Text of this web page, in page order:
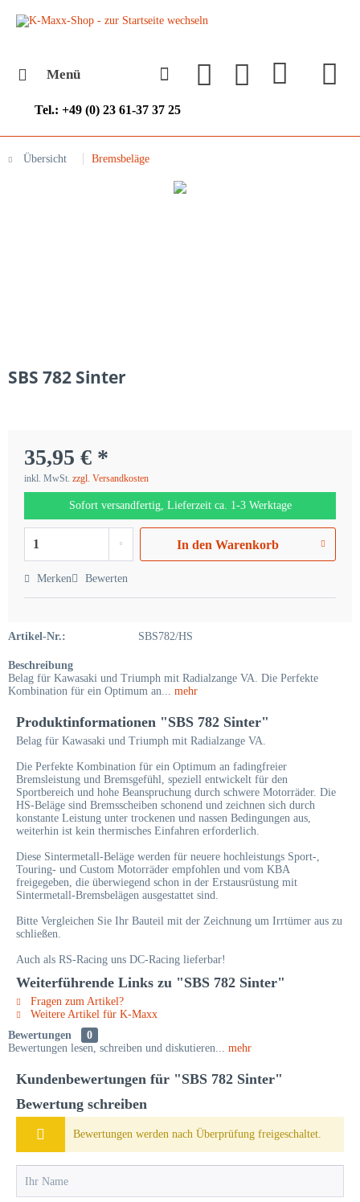
Tel.: +49 (0) 23 61-37 37 25
Menü
Übersicht Bremsbeläge
SBS 782 Sinter
35,95 € *
inkl. MwSt. zzgl. Versandkosten
Sofort versandfertig, Lieferzeit ca. 1-3 Werktage
In den Warenkorb
Merken Bewerten
Artikel-Nr.: SBS782/HS
Beschreibung
Belag für Kawasaki und Triumph mit Radialzange VA. Die Perfekte
Kombination für ein Optimum an... mehr
Produktinformationen "SBS 782 Sinter"
Belag für Kawasaki und Triumph mit Radialzange VA.
Die Perfekte Kombination für ein Optimum an fadingfreier
Bremsleistung und Bremsgefühl, speziell entwickelt für den
Sportbereich und hohe Beanspruchung durch schwere Motorräder. Die
HS-Beläge sind Bremsscheiben schonend und zeichnen sich durch
konstante Leistung unter trockenen und nassen Bedingungen aus,
weiterhin ist kein thermisches Einfahren erforderlich.
Diese Sintermetall-Beläge werden für neuere hochleistungs Sport-,
Touring- und Custom Motorräder empfohlen und vom KBA
freigegeben, die überwiegend schon in der Erstausrüstung mit
Sintermetall-Bremsbelägen ausgestattet sind.
Bitte Vergleichen Sie Ihr Bauteil mit der Zeichnung um Irrtümer aus zu
schließen.
Auch als RS-Racing uns DC-Racing lieferbar!
Weiterführende Links zu "SBS 782 Sinter"
Fragen zum Artikel?
Weitere Artikel für K-Maxx
Bewertungen
0
Bewertungen lesen, schreiben und diskutieren... mehr
Kundenbewertungen für "SBS 782 Sinter"
Bewertung schreiben
Bewertungen werden nach Überprüfung freigeschaltet.